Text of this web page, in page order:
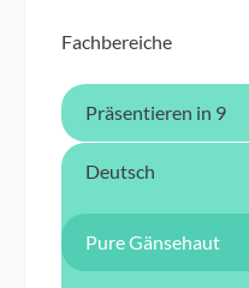
Fachbereiche
Präsentieren in 9
Deutsch
Pure Gänsehaut